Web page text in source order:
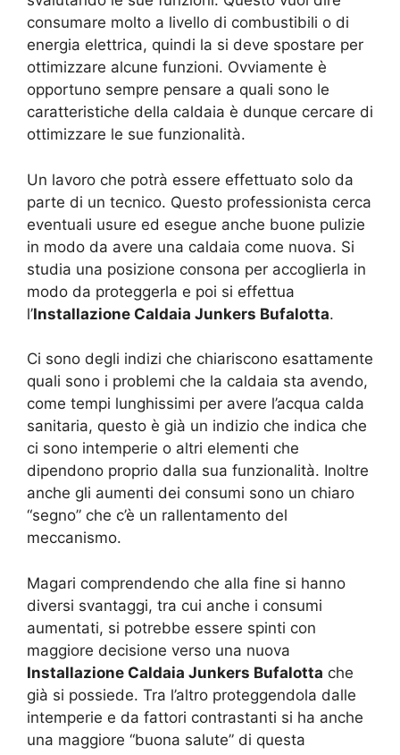
consumare molto a livello di combustibili o di
energia elettrica, quindi la si deve spostare per
ottimizzare alcune funzioni. Ovviamente è
opportuno sempre pensare a quali sono le
caratteristiche della caldaia è dunque cercare di
ottimizzare le sue funzionalità.
Un lavoro che potrà essere effettuato solo da
parte di un tecnico. Questo professionista cerca
eventuali usure ed esegue anche buone pulizie
in modo da avere una caldaia come nuova. Si
studia una posizione consona per accoglierla in
modo da proteggerla e poi si effettua
l’Installazione Caldaia Junkers Bufalotta.
Ci sono degli indizi che chiariscono esattamente
quali sono i problemi che la caldaia sta avendo,
come tempi lunghissimi per avere l’acqua calda
sanitaria, questo è già un indizio che indica che
ci sono intemperie o altri elementi che
dipendono proprio dalla sua funzionalità. Inoltre
anche gli aumenti dei consumi sono un chiaro
“segno” che c’è un rallentamento del
meccanismo.
Magari comprendendo che alla fine si hanno
diversi svantaggi, tra cui anche i consumi
aumentati, si potrebbe essere spinti con
maggiore decisione verso una nuova
Installazione Caldaia Junkers Bufalotta che
già si possiede. Tra l’altro proteggendola dalle
intemperie e da fattori contrastanti si ha anche
una maggiore “buona salute” di questa